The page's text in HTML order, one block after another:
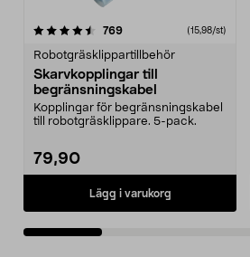
769recensioner (15,98/st)
Robotgräsklippartillbehör
Skarvkopplingar till
begränsningskabel
Kopplingar för begränsningskabel
till robotgräsklippare. 5-pack.
79,90
Lägg i varukorg
4.5 av 5 stjärnor